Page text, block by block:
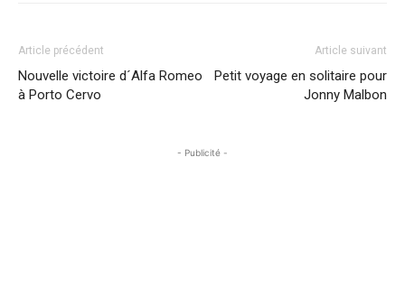
Article précédent
Nouvelle victoire d´Alfa Romeo
à Porto Cervo
Article suivant
Petit voyage en solitaire pour
Jonny Malbon
- Publicité -